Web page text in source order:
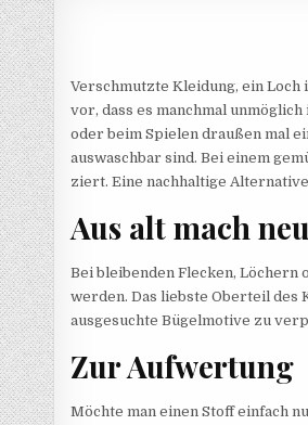
Verschmutzte Kleidung, ein Loch
vor, dass es manchmal
oder beim Spielen draußen mal
auswaschbar sind. Bei einem
ziert. Eine nachhaltige
Aus alt mach neu
Bei bleibenden Flecken, Löchern
werden. Das liebste Oberteil des
ausgesuchte Bügelmotive zu
Zur Aufwertung
Möchte man einen Stoff einfach